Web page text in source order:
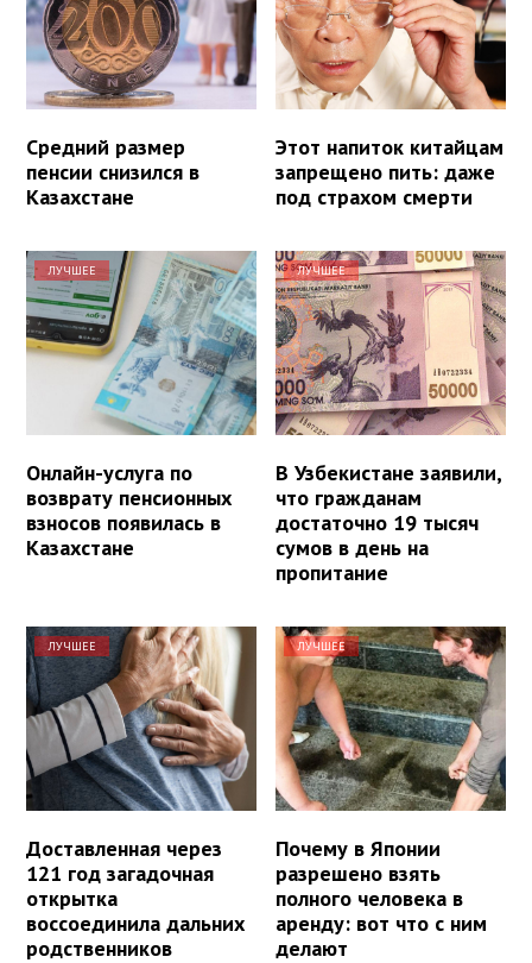
Средний размер
пенсии снизился в
Казахстане
Этот напиток китайцам
запрещено пить: даже
под страхом смерти
ЛУЧШЕЕ
Онлайн-услуга по
возврату пенсионных
взносов появилась в
Казахстане
ЛУЧШЕЕ
В Узбекистане заявили,
что гражданам
достаточно 19 тысяч
сумов в день на
пропитание
ЛУЧШЕЕ
Доставленная через
121 год загадочная
открытка
воссоединила дальних
родственников
ЛУЧШЕЕ
Почему в Японии
разрешено взять
полного человека в
аренду: вот что с ним
делают